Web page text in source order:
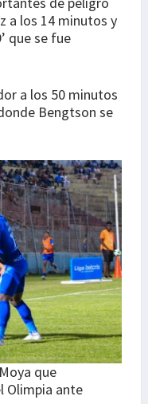
a los 14 minutos y
que se fue
a los 50 minutos
Bengtson se
que
Olimpia ante